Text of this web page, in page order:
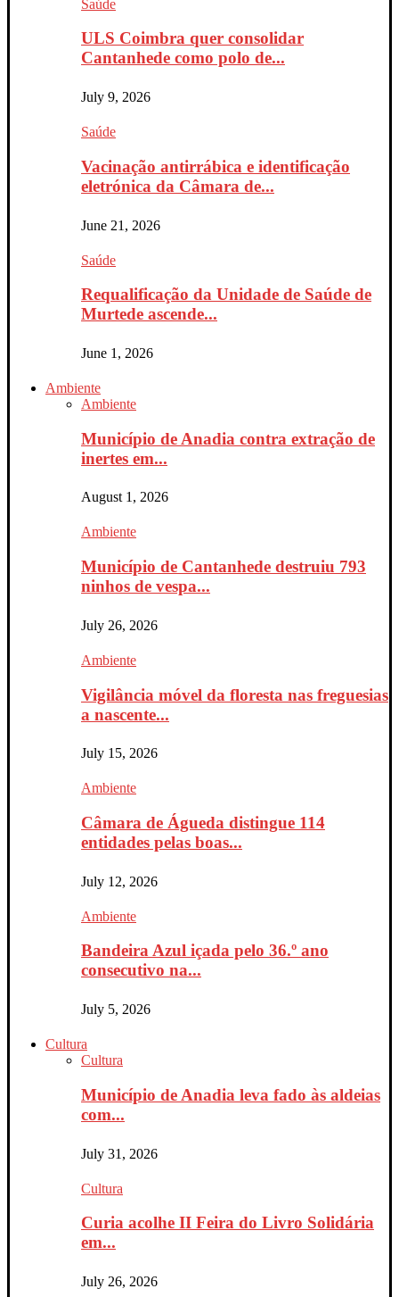
Saúde
ULS Coimbra quer consolidar
Cantanhede como polo de...
July 9, 2026
Saúde
Vacinação antirrábica e identificação
eletrónica da Câmara de...
June 21, 2026
Saúde
Requalificação da Unidade de Saúde de
Murtede ascende...
June 1, 2026
Ambiente
Ambiente
Município de Anadia contra extração de
inertes em...
August 1, 2026
Ambiente
Município de Cantanhede destruiu 793
ninhos de vespa...
July 26, 2026
Ambiente
Vigilância móvel da floresta nas freguesias
a nascente...
July 15, 2026
Ambiente
Câmara de Águeda distingue 114
entidades pelas boas...
July 12, 2026
Ambiente
Bandeira Azul içada pelo 36.º ano
consecutivo na...
July 5, 2026
Cultura
Cultura
Município de Anadia leva fado às aldeias
com...
July 31, 2026
Cultura
Curia acolhe II Feira do Livro Solidária
em...
July 26, 2026